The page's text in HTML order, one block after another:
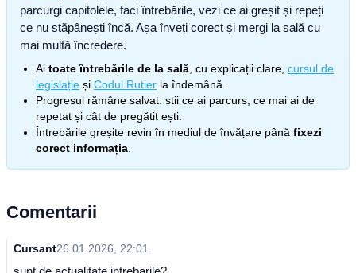
parcurgi capitolele, faci întrebările, vezi ce ai greșit și repeți
ce nu stăpânești încă. Așa înveți corect și mergi la sală cu
mai multă încredere.
Ai toate întrebările de la sală , cu explicații clare, cursul de
legislație și Codul Rutier la îndemână.
Progresul rămâne salvat: știi ce ai parcurs, ce mai ai de
repetat și cât de pregătit ești.
Întrebările greșite revin în mediul de învățare până fixezi
corect informația
Comentarii
Cursant26.01.2026, 22:01